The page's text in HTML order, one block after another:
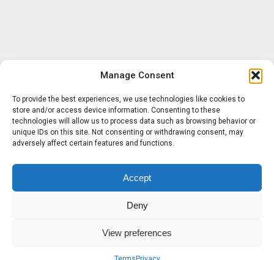
Manage Consent
To provide the best experiences, we use technologies like cookies to
store and/or access device information. Consenting to these
technologies will allow us to process data such as browsing behavior or
unique IDs on this site. Not consenting or withdrawing consent, may
adversely affect certain features and functions.
Accept
Deny
View preferences